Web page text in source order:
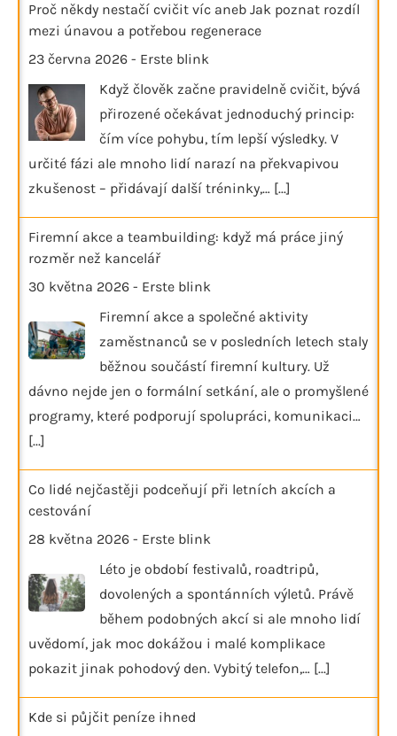
Proč někdy nestačí cvičit víc aneb Jak poznat rozdíl
mezi únavou a potřebou regenerace
23 června 2026 - Erste blink
Když člověk začne pravidelně cvičit, bývá
přirozené očekávat jednoduchý princip:
čím více pohybu, tím lepší výsledky. V
určité fázi ale mnoho lidí narazí na překvapivou
zkušenost – přidávají další tréninky,… [...]
Firemní akce a teambuilding: když má práce jiný
rozměr než kancelář
30 května 2026 - Erste blink
Firemní akce a společné aktivity
zaměstnanců se v posledních letech staly
běžnou součástí firemní kultury. Už
dávno nejde jen o formální setkání, ale o promyšlené
programy, které podporují spolupráci, komunikaci…
[...]
Co lidé nejčastěji podceňují při letních akcích a
cestování
28 května 2026 - Erste blink
Léto je období festivalů, roadtripů,
dovolených a spontánních výletů. Právě
během podobných akcí si ale mnoho lidí
uvědomí, jak moc dokážou i malé komplikace
pokazit jinak pohodový den. Vybitý telefon,… [...]
Kde si půjčit peníze ihned